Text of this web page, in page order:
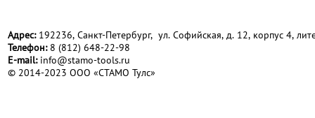
Адрес:192236, Санкт-Петербург, ул. Софийская, д. 12, корпус 4,
Телефон:8 (812) 648-22-98
Е-mail: info@stamo-tools.ru
© 2014-2023 ООО «СТАМО Тулс»